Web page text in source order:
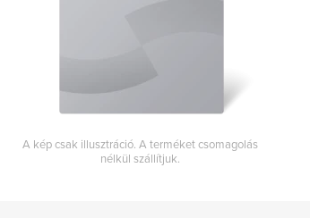
A kép csak illusztráció. A terméket csomagolás
nélkül szállítjuk.